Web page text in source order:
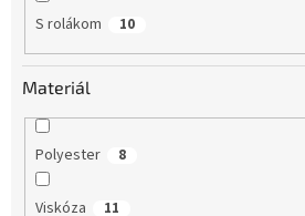
S rolákom 10
Materiál
Polyester 8
Viskóza 11